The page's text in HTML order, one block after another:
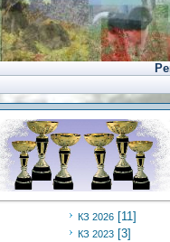
КЗ 2026 [11]
КЗ 2023 [3]